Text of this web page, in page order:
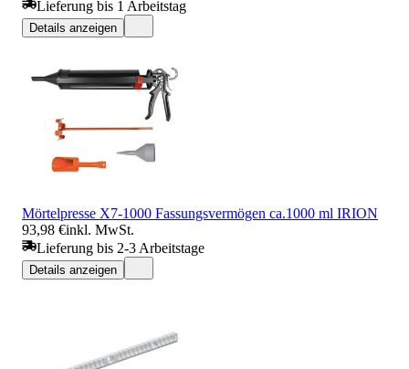
Lieferung bis 1 Arbeitstag
Details anzeigen
Mörtelpresse X7-1000 Fassungsvermögen ca.1000 ml IRION
93,98 €inkl. MwSt.
Lieferung bis 2-3 Arbeitstage
Details anzeigen